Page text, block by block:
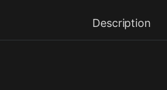
Description